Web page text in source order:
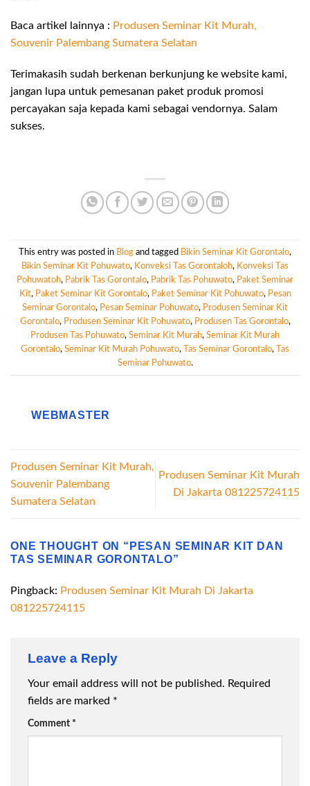
Baca artikel lainnya : Produsen Seminar Kit Murah,
Souvenir Palembang Sumatera Selatan
Terimakasih sudah berkenan berkunjung ke website kami,
jangan lupa untuk pemesanan paket produk promosi
percayakan saja kepada kami sebagai vendornya. Salam
sukses.
This entry was posted in Blog and tagged Bikin Seminar Kit Gorontalo,
Bikin Seminar Kit Pohuwato, Konveksi Tas Gorontaloh, Konveksi Tas
Pohuwatoh, Pabrik Tas Gorontalo, Pabrik Tas Pohuwato, Paket Seminar
Kit, Paket Seminar Kit Gorontalo, Paket Seminar Kit Pohuwato, Pesan
Seminar Gorontalo, Pesan Seminar Pohuwato, Produsen Seminar Kit
Gorontalo, Produsen Seminar Kit Pohuwato, Produsen Tas Gorontalo,
Produsen Tas Pohuwato, Seminar Kit Murah, Seminar Kit Murah
Gorontalo, Seminar Kit Murah Pohuwato, Tas Seminar Gorontalo,
Tas
Seminar Pohuwato.
WEBMASTER
Produsen Seminar Kit Murah,
Souvenir Palembang
Sumatera Selatan
Produsen Seminar Kit Murah
Di Jakarta 081225724115
ONE THOUGHT ON “ PESAN SEMINAR KIT DAN
TAS SEMINAR GORONTALO”
Pingback: Produsen Seminar Kit Murah Di Jakarta
081225724115
Leave a Reply
Your email address will not be published. Required
fields are marked *
Comment *